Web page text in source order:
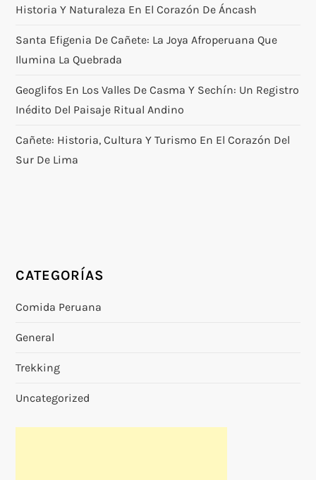
Historia Y Naturaleza En El Corazón De Áncash
Santa Efigenia De Cañete: La Joya Afroperuana Que
Ilumina La Quebrada
Geoglifos En Los Valles De Casma Y Sechín: Un Registro
Inédito Del Paisaje Ritual Andino
Cañete: Historia, Cultura Y Turismo En El Corazón Del
Sur De Lima
CATEGORÍAS
Comida Peruana
General
Trekking
Uncategorized